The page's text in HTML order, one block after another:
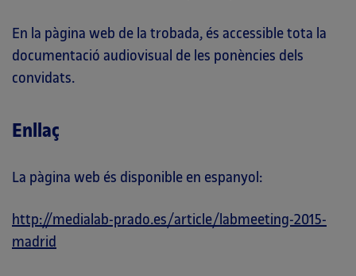
En la pàgina web de la trobada, és accessible tota la
documentació audiovisual de les ponències dels
convidats.
Enllaç
La pàgina web és disponible en espanyol:
http://medialab-prado.es/article/labmeeting-2015-
madrid